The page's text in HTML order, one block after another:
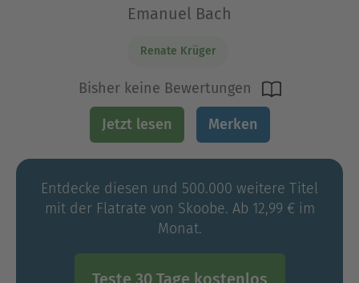
Emanuel Bach
Renate Krüger
Bisher keine Bewertungen
Jetzt lesen Merken
Entdecke diesen und 500.000 weitere Titel
mit der Flatrate von Skoobe. Ab 12,99 € im
Monat.
Teste 30 Tage kostenlos